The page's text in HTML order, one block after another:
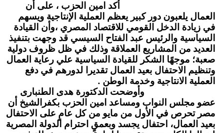
أكد امين الحزب ، على أن
العمال يلعبون دور كبير يعظم العملية الإنتاجية ويسهم
في زيادة الدخل القومي للاقتصاد المصري ،وأن القيادة
السياسية والرئيس عبد الفتاح السيسي قد وجهت بتنفيذ
العديد من المشاريع العملاقة وذلك في ظل ظروف دولية
صعبة؛ موجهًا الشكر للقيادة السياسية علي رعاية العمال
وتنظيم الاحتفال بعيد العمال تقديرا لدورهم في دفع
العملية الانتاجية وخدمة الوطن .
وأوضحت الدكتورة هدى الطنبارى
عضو مجلس النواب ومساعد امين الحزب بكفرالشيخ أن
مصر تحرص في الأول من مايو من كل عامٍ على الاحتفال
بعيد العمال، احتفال يجسد وبعمقٍ احترام الدولة المصرية